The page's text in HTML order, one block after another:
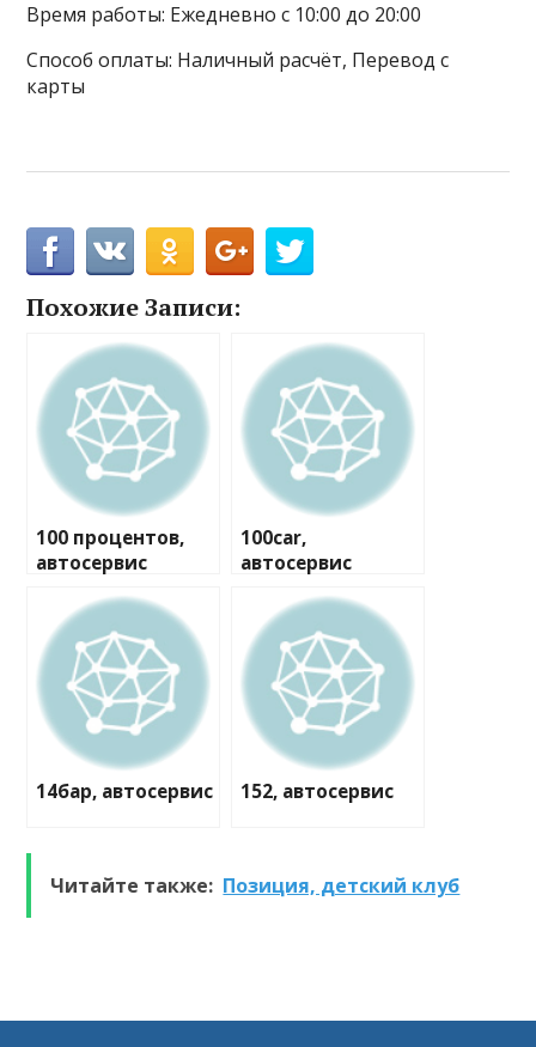
Время работы: Ежедневно с 10:00 до 20:00
Способ оплаты: Наличный расчёт, Перевод с
карты
Похожие Записи:
100 процентов,
автосервис
100car,
автосервис
14бар, автосервис 152, автосервис
Читайте также: Позиция, детский клуб